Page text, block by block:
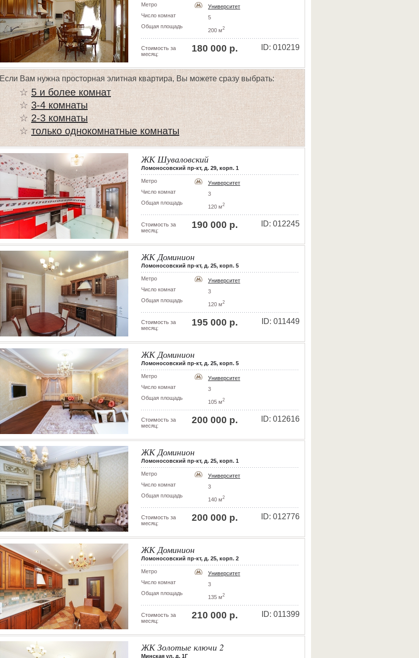
Метро
Университет
Число комнат
5
Общая площадь
200 м2
ID: 010219
Стоимость за
месяц:
180 000 р.
Если Вам нужна просторная элитная квартира, Вы можете сразу выбрать:
☆5 и более комнат
☆3-4 комнаты
☆ 2-3 комнаты
☆ только однокомнатные комнаты
ЖК Шуваловский
Ломоносовский пр-кт, д. 29, корп. 1
Метро
Университет
Число комнат
3
Общая площадь
120 м2
ID: 012245
Стоимость за
месяц:
190 000 р.
ЖК Доминион
Ломоносовский пр-кт, д. 25, корп. 5
Метро
Университет
Число комнат
3
Общая площадь
120 м2
ID: 011449
Стоимость за
месяц:
195 000 р.
ЖК Доминион
Ломоносовский пр-кт, д. 25, корп. 5
Метро
Университет
Число комнат
3
Общая площадь
105 м2
ID: 012616
Стоимость за
месяц:
200 000 р.
ЖК Доминион
Ломоносовский пр-кт, д. 25, корп. 1
Метро
Университет
Число комнат
3
Общая площадь
140 м2
ID: 012776
Стоимость за
месяц:
200 000 р.
ЖК Доминион
Ломоносовский пр-кт, д. 25, корп. 2
Метро
Университет
Число комнат
3
Общая площадь
135 м2
ID: 011399
Стоимость за
месяц:
210 000 р.
ЖК Золотые ключи 2
Минская ул, д. 1Г